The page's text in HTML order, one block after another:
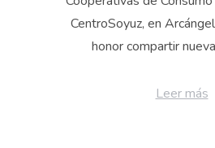
CentroSoyuz, en
honor compartir
Leer más